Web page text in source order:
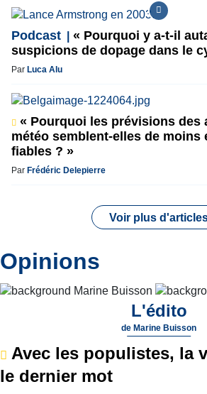
Podcast
« Pourquoi y a-t-il
suspicions de dopage dans le
Par Luca Alu
« Pourquoi les prévisions des
météo semblent-elles de moins
fiables ? »
Par Frédéric Delepierre
Voir plus
Opinions
L'édito
de Marine Buisson
Avec les populistes, la
le dernier mot